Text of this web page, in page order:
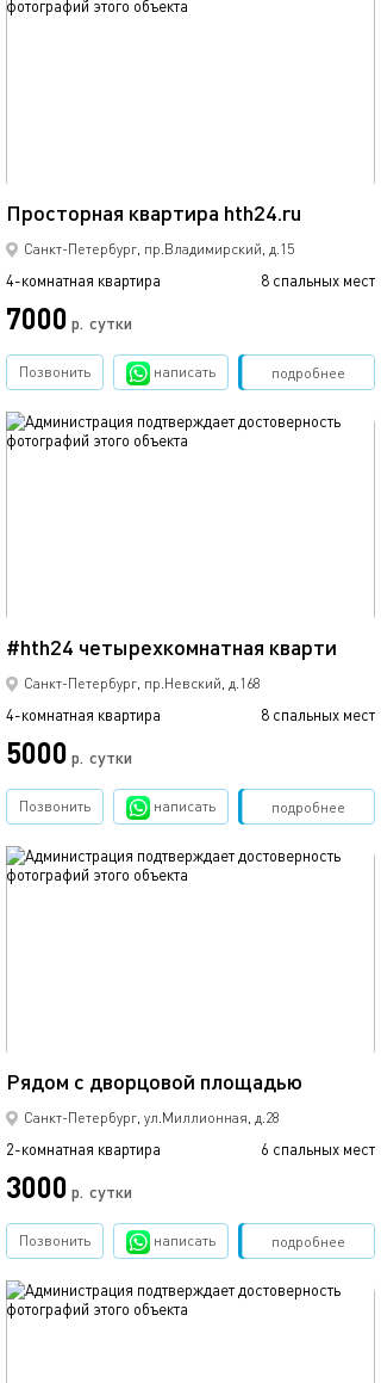
Просторная квартира hth24.ru
Санкт-Петербург, пр.Владимирский, д.15
4-комнатная квартира 8 спальных мест
7000 р. сутки
подробнее
Позвонить написать Забронировать
#hth24 четырехкомнатная кварти
Санкт-Петербург, пр.Невский, д.168
4-комнатная квартира 8 спальных мест
5000 р. сутки
обновлено 06.04.2026
подробнее
Позвонить написать Забронировать
Рядом с дворцовой площадью
Санкт-Петербург, ул.Миллионная, д.28
2-комнатная квартира 6 спальных мест
3000 р. сутки
обновлено 06.02.2023
подробнее
Позвонить написать Забронировать
обновлено 06.04.2026